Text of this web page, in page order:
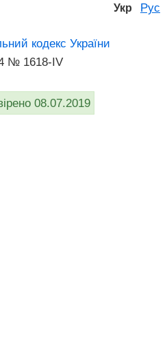
Укр Рус
кодекс України
№ 1618-IV
08.07.2019